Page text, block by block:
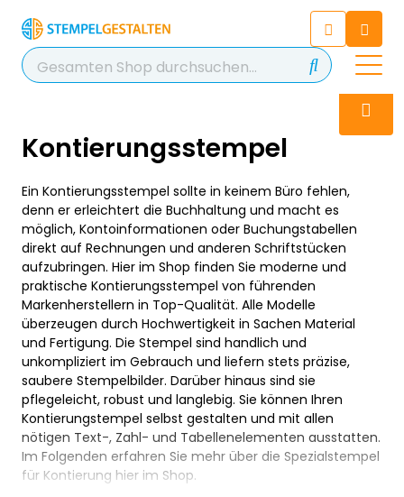
Chatten Sie 24/7 mit unserem
hilfreichen Chatbot
Kontakt
Kontierungsstempel
Ein Kontierungsstempel sollte in keinem Büro fehlen,
denn er erleichtert die Buchhaltung und macht es
möglich, Kontoinformationen oder Buchungstabellen
direkt auf Rechnungen und anderen Schriftstücken
aufzubringen. Hier im Shop finden Sie moderne und
praktische Kontierungsstempel von führenden
Markenherstellern in Top-Qualität. Alle Modelle
überzeugen durch Hochwertigkeit in Sachen Material
und Fertigung. Die Stempel sind handlich und
unkompliziert im Gebrauch und liefern stets präzise,
saubere Stempelbilder. Darüber hinaus sind sie
pflegeleicht, robust und langlebig. Sie können Ihren
Kontierungstempel selbst gestalten und mit allen
nötigen Text-, Zahl- und Tabellenelementen ausstatten.
Im Folgenden erfahren Sie mehr über die Spezialstempel
für Kontierung hier im Shop.